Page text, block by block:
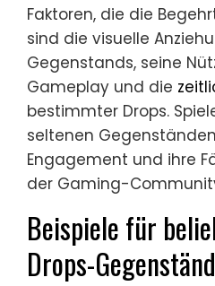
Faktoren, die die
sind die visuelle
Gegenstands, seine
Gameplay und die
bestimmter Drops.
seltenen
Engagement und ihre
der Gaming-
Beispiele für
Drops-